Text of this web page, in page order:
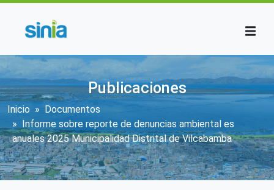
Publicaciones
Sobrescribir enlaces de ayuda a la
Inicio
Documentos
Informe sobre reporte de denuncias ambiental es
anuales 2025 Municipalidad Distrital de Vilcabamba